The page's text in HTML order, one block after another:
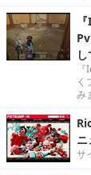
く
み
ニ
サ